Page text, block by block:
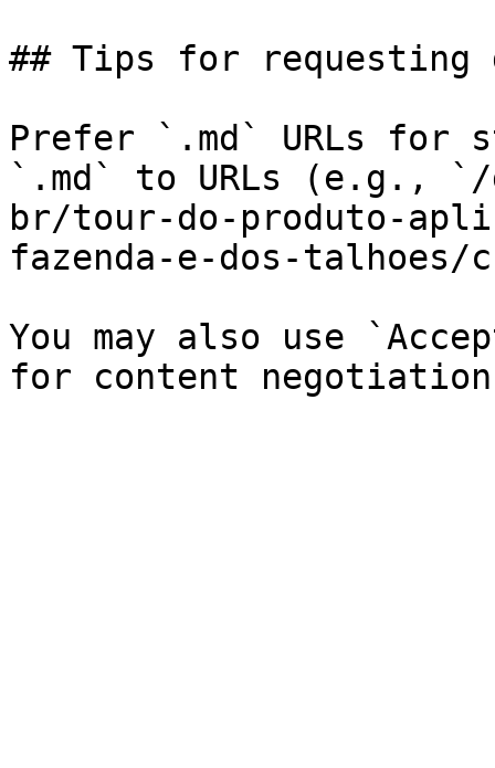
## Tips for requesting
Prefer `.md` URLs for
`.md` to URLs (e.g.,
br/tour-do-produto-
fazenda-e-dos-talhoes/
You may also use